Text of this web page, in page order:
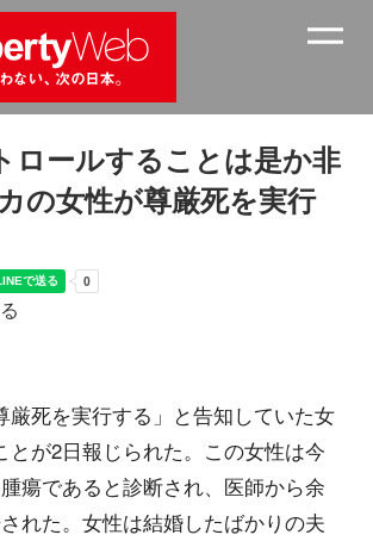
ロールすることは是か非
の女性が尊厳死を実行
厳死を実行する」と告知していた女
とが2日報じられた。この女性は今
瘍であると診断され、医師から余
れた。女性は結婚したばかりの夫